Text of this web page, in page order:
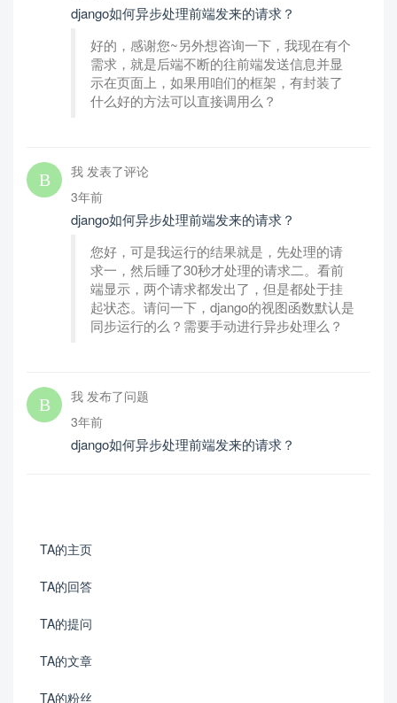
django如何异步处理前端发来的请求？
好的，感谢您~另外想咨询一下，我现在有个
需求，就是后端不断的往前端发送信息并显
示在页面上，如果用咱们的框架，有封装了
什么好的方法可以直接调用么？
我 发表了评论
3年前
django如何异步处理前端发来的请求？
您好，可是我运行的结果就是，先处理的请
求一，然后睡了30秒才处理的请求二。看前
端显示，两个请求都发出了，但是都处于挂
起状态。请问一下，django的视图函数默认是
同步运行的么？需要手动进行异步处理么？
我 发布了问题
3年前
django如何异步处理前端发来的请求？
TA的主页
TA的回答
TA的提问
TA的文章
TA的粉丝